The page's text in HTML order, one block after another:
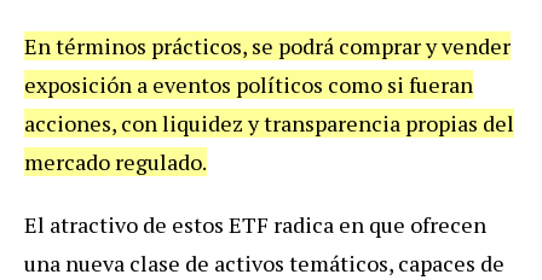
En términos prácticos, se podrá comprar y vender
exposición a eventos políticos como si fueran
acciones, con liquidez y transparencia propias del
mercado regulado.
El atractivo de estos ETF radica en que ofrecen
una nueva clase de activos temáticos, capaces de